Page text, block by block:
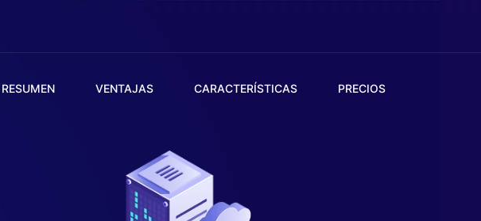
RESUMEN VENTAJAS CARACTERÍSTICAS PRECIOS